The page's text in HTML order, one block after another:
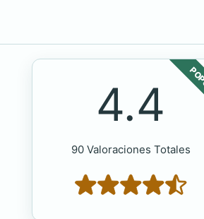
4.4
90 Valoraciones Totales